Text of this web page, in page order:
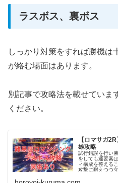
ラスボス、裏ボス
しっかり対策をすれば勝機は
が絡む場面はあります。
別記事で攻略法を載せていま
ください。
【ロマサガ
雄攻略
試行錯誤を行い
をしても運要素
ィ構成を整える
攻撃に耐えつつ